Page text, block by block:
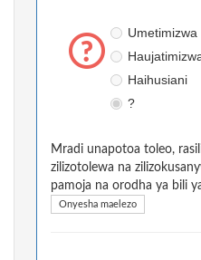
Umetimizwa
Haihusiani
?
Mradi unapotoa toleo,
zilizotolewa na
pamoja na orodha ya bili
Onyesha maelezo